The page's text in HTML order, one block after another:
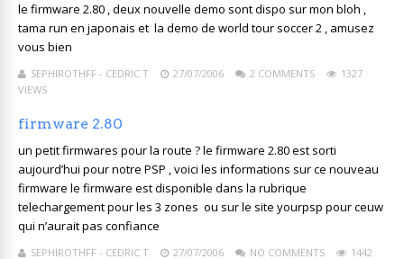
le firmware 2.80 , deux nouvelle demo sont dispo sur mon bloh ,
tama run en japonais et la demo de world tour soccer 2 , amusez
vous bien
SEPHIROTHFF - CEDRIC T 27/07/2006 2 COMMENTS
1327
VIEWS
firmware 2.80
un petit firmwares pour la route ? le firmware 2.80 est sorti
aujourd’hui pour notre PSP , voici les informations sur ce nouveau
firmware le firmware est disponible dans la rubrique
telechargement pour les 3 zones ou sur le site yourpsp pour ceuw
qui n’aurait pas confiance
SEPHIROTHFF - CEDRIC T 27/07/2006 NO COMMENTS
1442